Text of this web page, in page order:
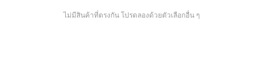
ไม่มีสินค้าที่ตรงกัน โปรดลองด้วยตัวเลือกอื่น ๆ